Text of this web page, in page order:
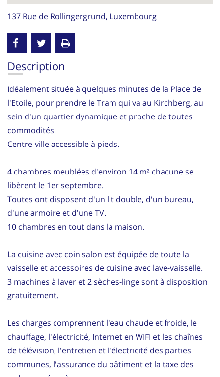
137 Rue de Rollingergrund, Luxembourg
Description
Idéalement située à quelques minutes de la Place de
l'Etoile, pour prendre le Tram qui va au Kirchberg, au
sein d'un quartier dynamique et proche de toutes
commodités.
Centre-ville accessible à pieds.
4 chambres meublées d'environ 14 m² chacune se
libèrent le 1er septembre.
Toutes ont disposent d'un lit double, d'un bureau,
d'une armoire et d'une TV.
10 chambres en tout dans la maison.
La cuisine avec coin salon est équipée de toute la
vaisselle et accessoires de cuisine avec lave-vaisselle.
3 machines à laver et 2 sèches-linge sont à disposition
gratuitement.
Les charges comprennent l'eau chaude et froide, le
chauffage, l'électricité, Internet en WIFI et les chaînes
de télévision, l'entretien et l'électricité des parties
communes, l'assurance du bâtiment et la taxe des